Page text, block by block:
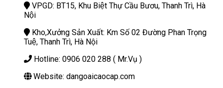
VPGD: BT15, Khu Biệt Thự Cầu Bươu, Thanh Trì, Hà
Nội
Kho,Xưởng Sản Xuất: Km Số 02 Đường Phan Trọng
Tuệ, Thanh Trì, Hà Nội
Hotline: 0906 020 288 ( Mr.Vụ )
Website: dangoaicaocap.com